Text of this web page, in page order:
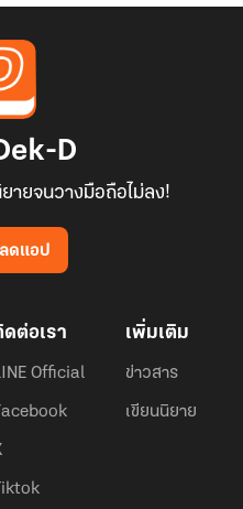
D
ายจนวางมือถือไม่ลง!
ดแอป
ต่อเรา
Official
Tiktok
เพิ่มเติม
ข่าวสาร
เขียนนิยาย